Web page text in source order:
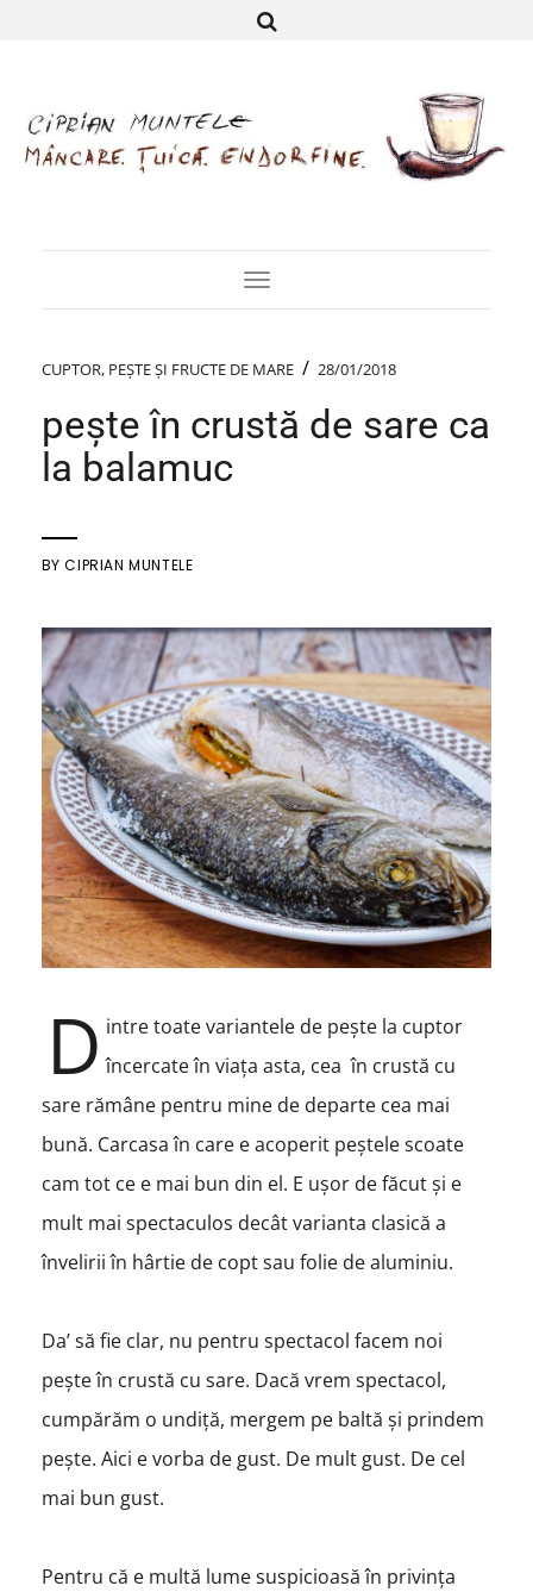
Toggle
Navigation
CUPTOR, PEȘTE ȘI FRUCTE DE MARE / 28/01/2018
pește în crustă de sare ca
la balamuc
BYCIPRIAN MUNTELE
D intre toate variantele de pește la cuptor
încercate în viața asta, cea în crustă cu
sare rămâne pentru mine de departe cea mai
bună. Carcasa în care e acoperit peștele scoate
cam tot ce e mai bun din el. E ușor de făcut și e
mult mai spectaculos decât varianta clasică a
învelirii în hârtie de copt sau folie de aluminiu.
Da’ să fie clar, nu pentru spectacol facem noi
pește în crustă cu sare. Dacă vrem spectacol,
cumpărăm o undiță, mergem pe baltă și prindem
pește. Aici e vorba de gust. De mult gust. De cel
mai bun gust.
Pentru că e multă lume suspicioasă în privința